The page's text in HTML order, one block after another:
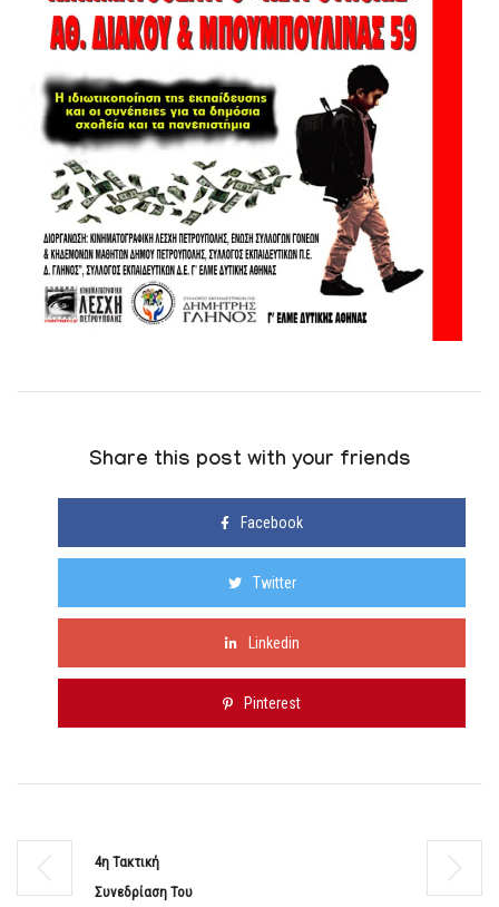
Share this post with your friends
Facebook
Twitter
Linkedin
Pinterest
4η Τακτική
Συνεδρίαση Του